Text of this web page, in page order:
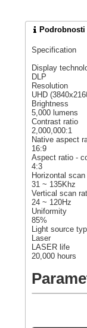
Specification
Display
DLP
Resolution
UHD
Brightness
5,000 lumens
Contrast ratio
2,000,000:1
Native aspect
16:9
Aspect ratio -
4:3
Horizontal scan
31 ~ 135Khz
Vertical scan
24 ~ 120Hz
Uniformity
85%
Light source
Laser
LASER life
20,000 hours